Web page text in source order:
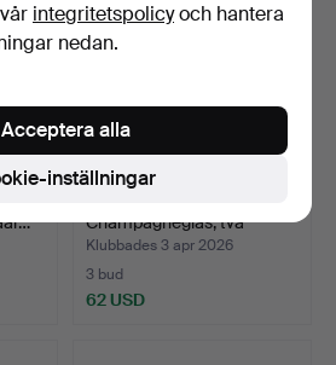
Champagneglas, två
signerade…
Klubbades 3 apr 2026
3 bud
62 USD
integritetspolicyoch hantera
nedan.
inställningar
Acceptera alla